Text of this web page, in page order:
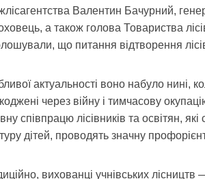
Валентин Бачурний,
а також голова Товариства
що питання відтворення
актуальності воно набуло нині,
через війну і тимчасову
співпрацю лісівників та освітян,
дітей, проводять значну
вихованці учнівських лісництв